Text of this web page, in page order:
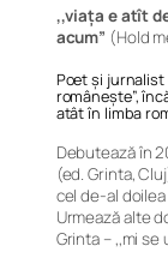
,,viața e atît
acum” (Hold
Poet și jurnalist
românește”,
atât în limba
Debutează în
(ed. Grinta,
cel de-al
Urmează alte
Grinta – ,,mi